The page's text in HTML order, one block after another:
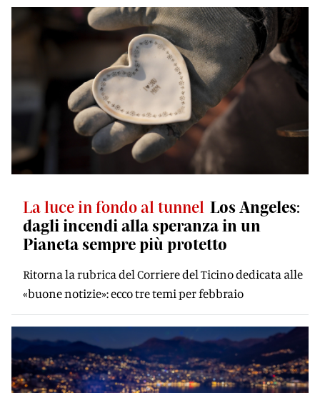
La luce in fondo al tunnel Los Angeles:
dagli incendi alla speranza in un
Pianeta sempre più protetto
Ritorna la rubrica del Corriere del Ticino dedicata alle
«buone notizie»: ecco tre temi per febbraio